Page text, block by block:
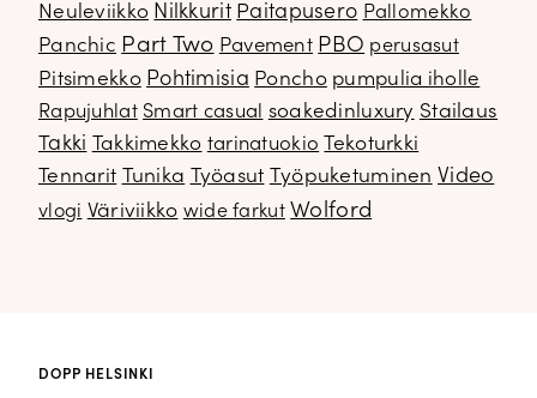
Neuleviikko Nilkkurit Paitapusero Pallomekko
Panchic Part Two Pavement PBO perusasut
Pitsimekko Pohtimisia Poncho pumpulia iholle
Rapujuhlat Smart casual soakedinluxury Stailaus
Takki
Takkimekko tarinatuokio
Tekoturkki
Tennarit
Tunika Työasut Työpuketuminen Video
vlogi Väriviikko wide farkut Wolford
DOPP HELSINKI